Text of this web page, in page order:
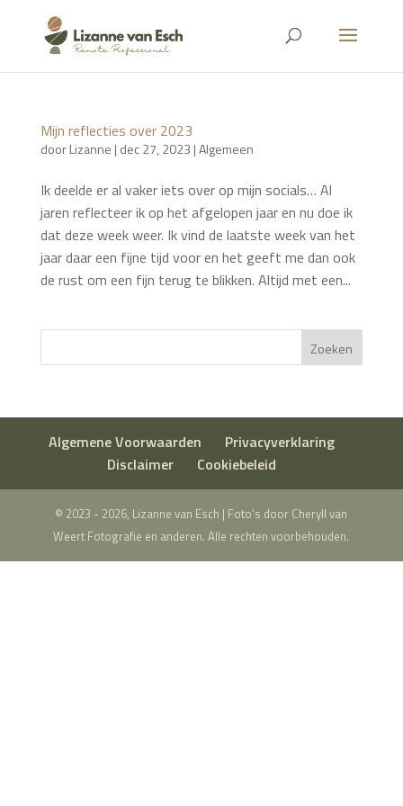
Mijn reflecties over 2023
doorLizanne | dec 27, 2023 |Algemeen
Ik deelde er al vaker iets over op mijn socials… Al
jaren reflecteer ik op het afgelopen jaar en nu doe ik
dat deze week weer. Ik vind de laatste week van het
jaar daar een fijne tijd voor en het geeft me dan ook
de rust om een fijn terug te blikken. Altijd met een...
Zoeken
Algemene Voorwaarden
Privacyverklaring
Disclaimer
Cookiebeleid
© 2023 - 2026, Lizanne van Esch | Foto's door Cheryll van
Weert Fotografie en anderen. Alle rechten voorbehouden.